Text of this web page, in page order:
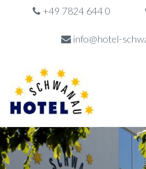
+49 7824 644 0
info@hotel-